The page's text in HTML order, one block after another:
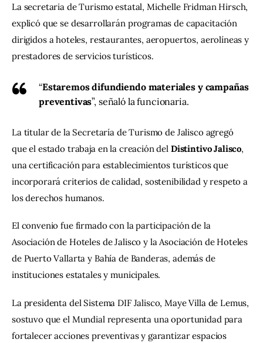
La secretaria de Turismo estatal, Michelle Fridman Hirsch,
explicó que se desarrollarán programas de capacitación
dirigidos a hoteles, restaurantes, aeropuertos, aerolíneas y
prestadores de servicios turísticos.
“Estaremos difundiendo materiales y campañas
preventivas”, señaló la funcionaria.
La titular de la Secretaría de Turismo de Jalisco agregó
que el estado trabaja en la creación del Distintivo Jalisco,
una certificación para establecimientos turísticos que
incorporará criterios de calidad, sostenibilidad y respeto a
los derechos humanos.
El convenio fue firmado con la participación de la
Asociación de Hoteles de Jalisco y la Asociación de Hoteles
de Puerto Vallarta y Bahía de Banderas, además de
instituciones estatales y municipales.
La presidenta del Sistema DIF Jalisco, Maye Villa de Lemus,
sostuvo que el Mundial representa una oportunidad para
fortalecer acciones preventivas y garantizar espacios